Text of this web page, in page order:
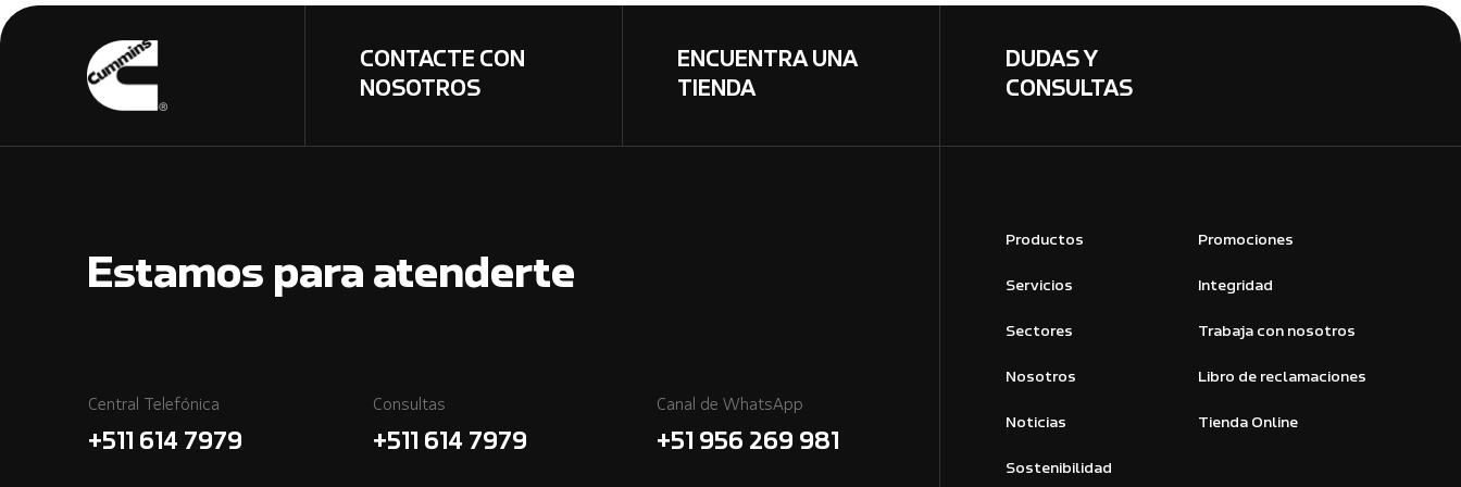
CONTACTE CON
NOSOTROS
ENCUENTRA UNA
TIENDA
DUDAS Y
CONSULTAS
Estamos para atenderte
Central Telefónica
+511 614 7979
Consultas
+511 614 7979
Canal de WhatsApp
+51 956 269 981
Productos
Servicios
Sectores
Nosotros
Noticias
Sostenibilidad
Promociones
Integridad
Trabaja con nosotros
Libro de reclamaciones
Tienda Online